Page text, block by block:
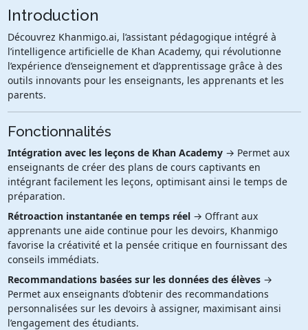
Introduction
Découvrez Khanmigo.ai, l’assistant pédagogique intégré à
l’intelligence artificielle de Khan Academy, qui révolutionne
l’expérience d’enseignement et d’apprentissage grâce à des
outils innovants pour les enseignants, les apprenants et les
parents.
Fonctionnalités
Intégration avec les leçons de Khan Academy→ Permet aux
enseignants de créer des plans de cours captivants en
intégrant facilement les leçons, optimisant ainsi le temps de
préparation.
Rétroaction instantanée en temps réel→ Offrant aux
apprenants une aide continue pour les devoirs, Khanmigo
favorise la créativité et la pensée critique en fournissant des
conseils immédiats.
Recommandations basées sur les données des élèves→
Permet aux enseignants d’obtenir des recommandations
personnalisées sur les devoirs à assigner, maximisant ainsi
l’engagement des étudiants.